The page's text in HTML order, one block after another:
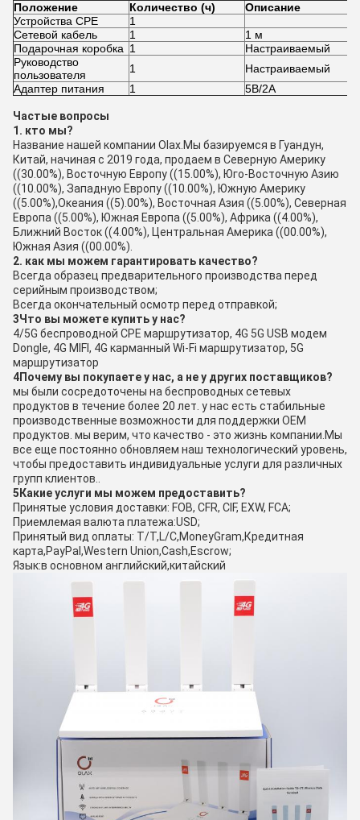
Положение Количество (ч)
Описание
Устройства CPE
1
Сетевой кабель
1
1 м
Подарочная коробка 1
Настраиваемый
Руководство
пользователя
1
Настраиваемый
Адаптер питания
1 5В/2А
Частые вопросы
1. кто мы?
Название нашей компании Olax.Мы базируемся в Гуандун,
Китай, начиная с 2019 года, продаем в Северную Америку
((30.00%), Восточную Европу ((15.00%), Юго-Восточную Азию
((10.00%), Западную Европу ((10.00%), Южную Америку
((5.00%),Океания ((5).00%), Восточная Азия ((5.00%), Северная
Европа ((5.00%), Южная Европа ((5.00%), Африка ((4.00%),
Ближний Восток ((4.00%), Центральная Америка ((00.00%),
Южная Азия ((00.00%).
2. как мы можем гарантировать качество?
Всегда образец предварительного производства перед
серийным производством;
Всегда окончательный осмотр перед отправкой;
3Что вы можете купить у нас?
4/5G беспроводной CPE маршрутизатор, 4G 5G USB модем
Dongle, 4G MIFI, 4G карманный Wi-Fi маршрутизатор, 5G
маршрутизатор
4Почему вы покупаете у нас, а не у других поставщиков?
мы были сосредоточены на беспроводных сетевых
продуктов в течение более 20 лет. у нас есть стабильные
производственные возможности для поддержки OEM
продуктов. мы верим, что качество - это жизнь компании.Мы
все еще постоянно обновляем наш технологический уровень,
чтобы предоставить индивидуальные услуги для различных
групп клиентов..
5Какие услуги мы можем предоставить?
Принятые условия доставки: FOB, CFR, CIF, EXW, FCA;
Приемлемая валюта платежа:USD;
Принятый вид оплаты: T/T,L/C,MoneyGram,Кредитная
карта,PayPal,Western Union,Cash,Escrow;
Язык:в основном английский,китайский